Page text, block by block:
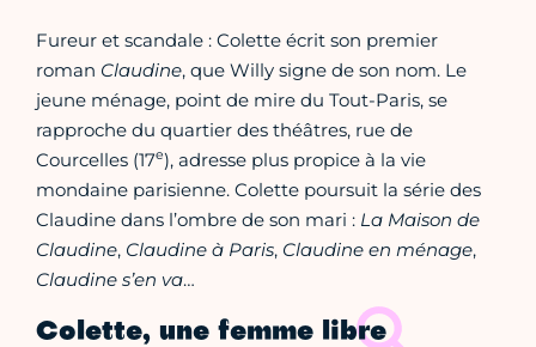
Fureur et scandale : Colette écrit son premier
roman Claudine, que Willy signe de son nom. Le
jeune ménage, point de mire du Tout-Paris, se
rapproche du quartier des théâtres, rue de
Courcelles (17e), adresse plus propice à la vie
mondaine parisienne. Colette poursuit la série des
Claudine dans l’ombre de son mari : La Maison de
Claudine, Claudine à Paris, Claudine en ménage,
Claudine s’en va…
Colette, une femme libre